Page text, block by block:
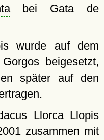
bei Gata de
wurde auf dem
beigesetzt,
später auf den
Llorca Llopis
zusammen mit